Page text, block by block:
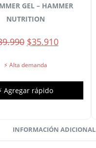
GEL – HAMMER
NUTRITION
El
original
era:
$39.990.
$35.910El
es:
⚡ Alta demanda
Agregar rápido
INFORMACIÓN ADICIONAL